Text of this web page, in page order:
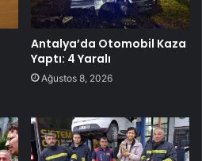
Antalya’da Otomobil Kaza
Yaptı: 4 Yaralı
Ağustos 8, 2026